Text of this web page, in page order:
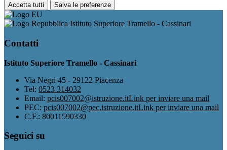
Accetta tutti Salva le preferenze
Istituto Superiore Tramello - Cassinari
Contatti
Istituto Superiore Tramello - Cassinari
Via Negri 45 - 29122 Piacenza
Tel: 0523 314032
Email: pcis007002@istruzione.itLink per inviare una mail
PEC: pcis007002@pec.istruzione.itLink per inviare una mail
C.F.: 80011590330
Seguici su